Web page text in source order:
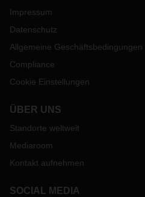
Impressum
Datenschutz
Allgemeine Geschäftsbedingungen
Compliance
Cookie Einstellungen
ÜBER UNS
Standorte weltweit
Mediaroom
Kontakt aufnehmen
SOCIAL MEDIA